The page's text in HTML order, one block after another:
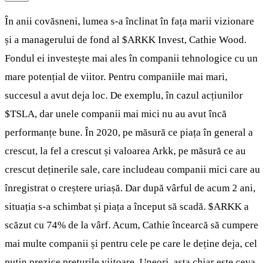
În anii covăsneni, lumea s-a înclinat în fața marii vizionare
și a managerului de fond al $ARKK Invest, Cathie Wood.
Fondul ei investește mai ales în companii tehnologice cu un
mare potențial de viitor. Pentru companiile mai mari,
succesul a avut deja loc. De exemplu, în cazul acțiunilor
$TSLA, dar unele companii mai mici nu au avut încă
performanțe bune. În 2020, pe măsură ce piața în general a
crescut, la fel a crescut și valoarea Arkk, pe măsură ce au
crescut deținerile sale, care includeau companii mici care au
înregistrat o creștere uriașă. Dar după vârful de acum 2 ani,
situația s-a schimbat și piața a început să scadă. $ARKK a
scăzut cu 74% de la vârf. Acum, Cathie încearcă să cumpere
mai multe companii și pentru cele pe care le deține deja, cel